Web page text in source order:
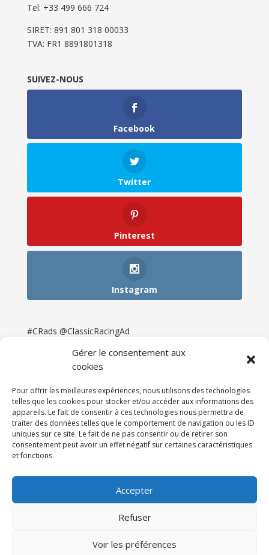
Gérer le consentement aux
cookies
Pour offrir les meilleures expériences, nous utilisons des technologies
telles que les cookies pour stocker et/ou accéder aux informations des
appareils. Le fait de consentir à ces technologies nous permettra de
traiter des données telles que le comportement de navigation ou les ID
uniques sur ce site. Le fait de ne pas consentir ou de retirer son
consentement peut avoir un effet négatif sur certaines caractéristiques
et fonctions.
Accepter
Refuser
Voir les préférences
Tel: ‭+33 499 666 724‬
SIRET: 891 801 318 00033
TVA: FR1 8891801318
SUIVEZ-NOUS
Facebook
Twitter
Pinterest
Instagram
#CRads @ClassicRacingAd
Newsletter & Presse
Partenaires
Tarifs
Espace Client
121DigitalGroup |